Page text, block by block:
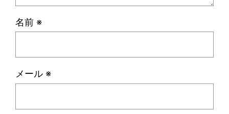
名前 ※
メール ※